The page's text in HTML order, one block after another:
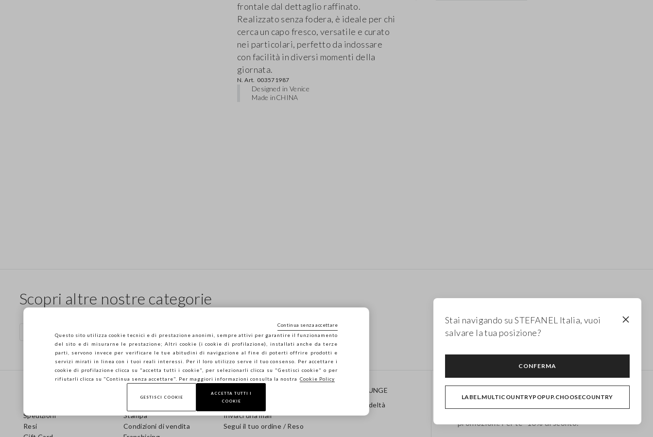
frontale dal dettaglio raffinato.
Realizzato senza fodera, è ideale per chi
cerca un capo fresco, versatile e curato
nei particolari, perfetto da indossare
con facilità in diversi momenti della
giornata.
N. Art. 003571987
Designed in Venice
Made inCHINA
Scopri altre nostre categorie
Abiti lunghi in cotone
Spedizioni
Resi
Stampa
Condizioni di vendita
CONTATTI
Chiamaci: 041 8520343
Inviaci una mail
Segui il tuo ordine / Reso
STEFANEL LOUNGE
Programma Fedeltà
Newsletter
Ricevi informazioni su nuovi drop, collezioni e
promozioni. Per te -10% di sconto.
Stai navigando su STEFANEL Italia, vuoi
salvare la tua posizione?
CONFERMA
LABEL.MULTICOUNTRYPOPUP.CHOOSECOUNTRY
Questo sito utilizza cookie tecnici e di prestazione anonimi, sempre attivi per garantire il funzionamento
del sito e di misurarne le prestazione; Altri cookie (i cookie di profilazione), installati anche da terze
parti, servono invece per verificare le tue abitudini di navigazione al fine di poterti offrire prodotti e
servizi mirati in linea con i tuoi reali interessi. Per il loro utilizzo serve il tuo consenso. Per accettare i
cookie di profilazione clicca su "accetta tutti i cookie", per selezionarli clicca su "Gestisci cookie" o per
rifiutarli clicca su "Continua senza accettare". Per maggiori informazioni consulta la nostra Cookie Policy
GESTISCI COOKIE
ACCETTA TUTTI I
COOKIE
Continua senza accettare